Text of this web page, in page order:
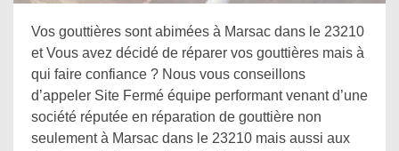
Vos gouttières sont abimées à Marsac dans le 23210
et Vous avez décidé de réparer vos gouttières mais à
qui faire confiance ? Nous vous conseillons
d’appeler Site Fermé équipe performant venant d’une
société réputée en réparation de gouttière non
seulement à Marsac dans le 23210 mais aussi aux